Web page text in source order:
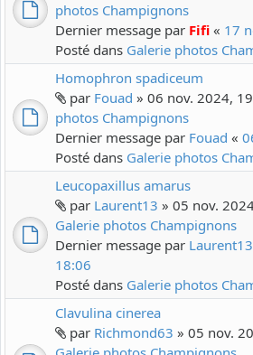
photos Champignons
Dernier message par Fifi « 17
Posté dans Galerie photos
Homophron spadiceum
par Fouad » 06 nov. 2024,
photos Champignons
Dernier message par Fouad «
Posté dans Galerie photos
Leucopaxillus amarus
par Laurent13 » 05 nov.
Galerie photos Champignons
Dernier message par Laurent13
18:06
Posté dans Galerie photos
Clavulina cinerea
par Richmond63 » 05 nov.